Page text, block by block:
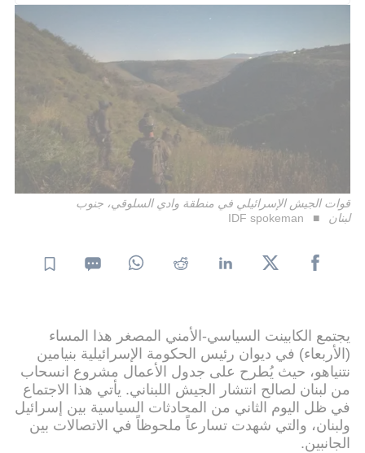
قوات الجيش الإسرائيلي في منطقة وادي السلوقي، جنوب
لبنان
IDF spokeman
يجتمع الكابينت السياسي-الأمني المصغر هذا المساء
(الأربعاء) في ديوان رئيس الحكومة الإسرائيلية بنيامين
نتنياهو، حيث يُطرح على جدول الأعمال مشروع انسحاب
من لبنان لصالح انتشار الجيش اللبناني. يأتي هذا الاجتماع
في ظل اليوم الثاني من المحادثات السياسية بين إسرائيل
ولبنان، والتي شهدت تسارعاً ملحوظاً في الاتصالات بين
الجانبين.